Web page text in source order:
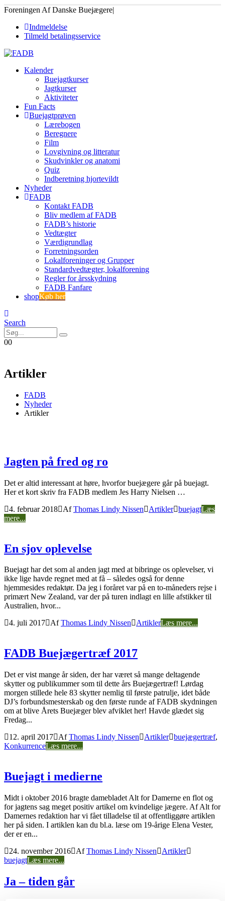
Foreningen Af Danske Buejægere|
Indmeldelse
Tilmeld betalingsservice
Kalender
Buejagtkurser
Jagtkurser
Aktiviteter
Fun Facts
Buejagtprøven
Lærebogen
Beregnere
Film
Lovgivning og litteratur
Skudvinkler og anatomi
Quiz
Indberetning hjortevildt
Nyheder
FADB
Kontakt FADB
Bliv medlem af FADB
FADB’s historie
Vedtægter
Værdigrundlag
Forretningsorden
Lokalforeninger og Grupper
Standardvedtægter, lokalforening
Regler for årsskydning
FADB Fanfare
shopKøb her
Search
00
Artikler
FADB
Nyheder
Artikler
Jagten på fred og ro
Det er altid interessant at høre, hvorfor buejægere går på buejagt.
Her et kort skriv fra FADB medlem Jes Harry Nielsen …
4. februar 2018
AfThomas Lindy Nissen Artikler buejagtLæs
mere...
En sjov oplevelse
Buejagt har det som al anden jagt med at bibringe os oplevelser, vi
ikke lige havde regnet med at få – således også for denne
hjemmesides redaktør. Da jeg i foråret var på en to-måneders rejse i
primært New Zealand, var der på turen indlagt en lille afstikker til
Australien, hvor...
4. juli 2017 AfThomas Lindy Nissen ArtiklerLæs mere...
FADB Buejægertræf 2017
Det er vist mange år siden, der har været så mange deltagende
skytter og publikummer som til dette års Buejægertræf! Lørdag
morgen stillede hele 83 skytter nemlig til første patrulje, idet både
DJ’s forbundsmesterskab og den første runde af FADB skydningen
om at blive Årets Buejæger blev afviklet her! Havde glædet sig
Fredag...
12. april 2017
AfThomas Lindy Nissen Artikler buejægertræf,
KonkurrenceLæs mere...
Buejagt i medierne
Midt i oktober 2016 bragte damebladet Alt for Damerne en flot og
for jagtens sag meget positiv artikel om kvindelige jægere. Af Alt for
Damernes redaktion har vi fået tilladelse til at offentliggøre artiklen
her på siden. I artiklen kan du bl.a. læse om 19-årige Elena Vester,
der er en...
24. november 2016
AfThomas Lindy Nissen
Artikler
buejagtLæs mere...
Ja – tiden går